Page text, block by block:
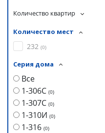
Количество квартир
Количество мест
232 (0)
Серия дома
Все
1-306С (0)
1-307С (0)
1-310И (0)
1-316 (0)